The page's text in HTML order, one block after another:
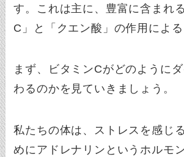
す。これは主に、豊富に含まれ
C」と「クエン酸」の作用による
まず、ビタミンCがどのように
わるのかを見ていきましょう。
私たちの体は、ストレスを感じ
めにアドレナリンというホルモ